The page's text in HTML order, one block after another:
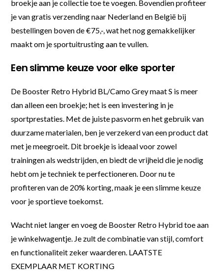
broekje aan je collectie toe te voegen. Bovendien profiteer
je van gratis verzending naar Nederland en België bij
bestellingen boven de €75,-, wat het nog gemakkelijker
maakt om je sportuitrusting aan te vullen.
Een slimme keuze voor elke sporter
De Booster Retro Hybrid BL/Camo Grey maat S is meer
dan alleen een broekje; het is een investering in je
sportprestaties. Met de juiste pasvorm en het gebruik van
duurzame materialen, ben je verzekerd van een product dat
met je meegroeit. Dit broekje is ideaal voor zowel
trainingen als wedstrijden, en biedt de vrijheid die je nodig
hebt om je techniek te perfectioneren. Door nu te
profiteren van de 20% korting, maak je een slimme keuze
voor je sportieve toekomst.
Wacht niet langer en voeg de Booster Retro Hybrid toe aan
je winkelwagentje. Je zult de combinatie van stijl, comfort
en functionaliteit zeker waarderen. LAATSTE
EXEMPLAAR MET KORTING